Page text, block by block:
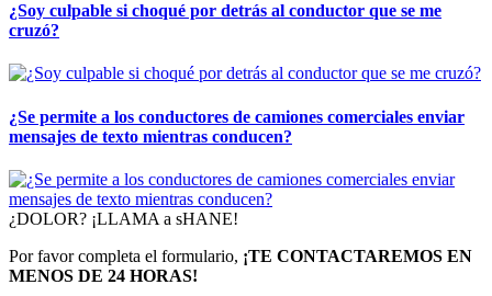
¿Soy culpable si choqué por detrás al conductor que se me
cruzó?
¿Se permite a los conductores de camiones comerciales enviar
mensajes de texto mientras conducen?
¿DOLOR? ¡LLAMA a sHANE!
Por favor completa el formulario, ¡TE CONTACTAREMOS EN
MENOS DE 24 HORAS!